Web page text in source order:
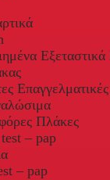
Επαγγελματικές
Πλάκες
– pap
– pap